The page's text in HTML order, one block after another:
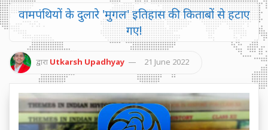
वामपंथियों के दुलारे 'मुगल' इतिहास की किताबों से हटाए
गए!
द्वारा Utkarsh Upadhyay 21 June 2022